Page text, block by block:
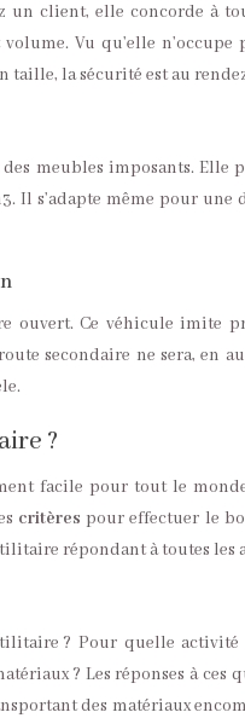
client, elle concorde à
Vu qu’elle
taille, la sécurité est au
meubles imposants. Elle
Il s’adapte même pour
ouvert. Ce véhicule imite
secondaire ne sera, en
?
facile pour tout le
critères pour effectuer le
répondant à toutes les
? Pour quelle activité
? Les réponses à
des matériaux